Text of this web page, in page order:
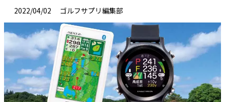
2022/04/02 ゴルフサプリ編集部